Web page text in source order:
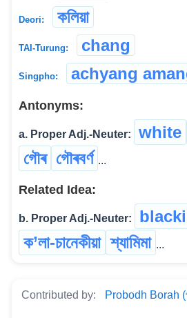
Deori: কলিয়া
TAI-Turung: chang
Singpho: achyang
Antonyms:
a. Proper Adj.-Neuter: white
গৌৰ গৌৰবৰ্ণ ...
Related Idea:
b. Proper Adj.-Neuter:
ক’লা-চানেকীয়া শ্যামিমা ...
Contributed by: Probodh Borah